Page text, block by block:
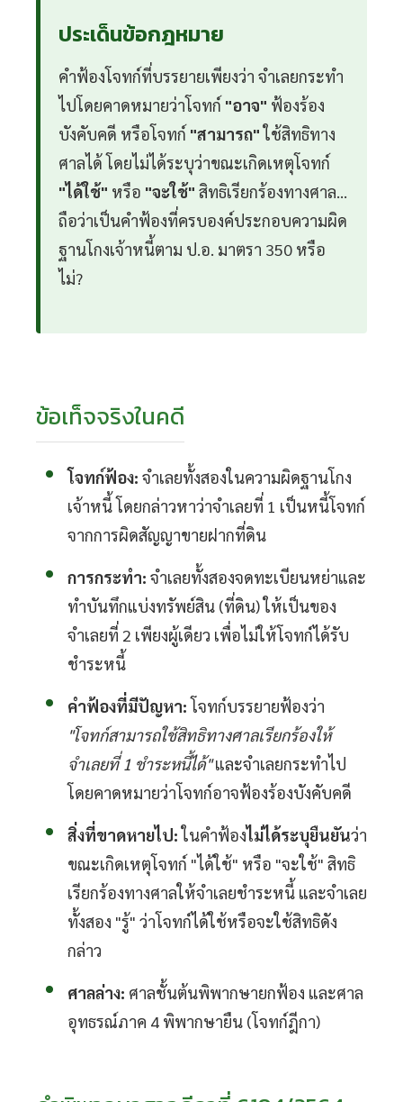
ประเด็นข้อกฎหมาย
คำฟ้องโจทก์ที่บรรยายเพียงว่า จำเลยกระทำ
ไปโดยคาดหมายว่าโจทก์ "อาจ" ฟ้องร้อง
บังคับคดี หรือโจทก์ "สามารถ"ใช้สิทธิทาง
ศาลได้ โดยไม่ได้ระบุว่าขณะเกิดเหตุโจทก์
"ได้ใช้" หรือ "จะใช้" สิทธิเรียกร้องทางศาล...
ถือว่าเป็นคำฟ้องที่ครบองค์ประกอบความผิด
ฐานโกงเจ้าหนี้ตาม ป.อ. มาตรา 350 หรือ
ไม่?
ข้อเท็จจริงในคดี
โจทก์ฟ้อง: จำเลยทั้งสองในความผิดฐานโกง
เจ้าหนี้ โดยกล่าวหาว่าจำเลยที่ 1 เป็นหนี้โจทก์
จากการผิดสัญญาขายฝากที่ดิน
การกระทำ: จำเลยทั้งสองจดทะเบียนหย่าและ
ทำบันทึกแบ่งทรัพย์สิน (ที่ดิน) ให้เป็นของ
จำเลยที่ 2 เพียงผู้เดียว เพื่อไม่ให้โจทก์ได้รับ
ชำระหนี้
คำฟ้องที่มีปัญหา: โจทก์บรรยายฟ้องว่า
"โจทก์สามารถใช้สิทธิทางศาลเรียกร้องให้
จำเลยที่ 1 ชำระหนี้ได้"และจำเลยกระทำไป
โดยคาดหมายว่าโจทก์อาจฟ้องร้องบังคับคดี
สิ่งที่ขาดหายไป:ในคำฟ้องไม่ได้ระบุยืนยันว่า
ขณะเกิดเหตุโจทก์ "ได้ใช้" หรือ "จะใช้" สิทธิ
เรียกร้องทางศาลให้จำเลยชำระหนี้ และจำเลย
ทั้งสอง "รู้" ว่าโจทก์ได้ใช้หรือจะใช้สิทธิดัง
กล่าว
ศาลล่าง: ศาลชั้นต้นพิพากษายกฟ้อง และศาล
อุทธรณ์ภาค 4 พิพากษายืน (โจทก์ฎีกา)